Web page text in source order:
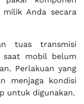
Anda secara
tuas transmisi
mobil belum
Perlakuan yang
menjaga kondisi
untuk digunakan.